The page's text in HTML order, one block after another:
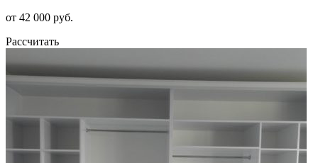
от 42 000 руб.
Рассчитать